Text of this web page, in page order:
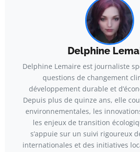
Delphine
Delphine Lemaire est journaliste
questions de changement
développement durable et
Depuis plus de quinze ans, elle
environnementales, les
les enjeux de transition
s’appuie sur un suivi rigoureux
internationales et des initiatives